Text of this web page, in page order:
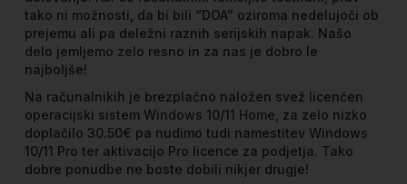
tako ni možnosti, da bi bili “DOA” oziroma nedelujoči ob
prejemu ali pa deležni raznih serijskih napak. Našo
delo jemljemo zelo resno in za nas je dobro le
najboljše!
Na računalnikih je brezplačno naložen svež licenčen
operacijski sistem Windows 10/11 Home, za zelo nizko
doplačilo 30.50€ pa nudimo tudi namestitev Windows
10/11 Pro ter aktivacijo Pro licence za podjetja. Tako
dobre ponudbe ne boste dobili nikjer drugje!